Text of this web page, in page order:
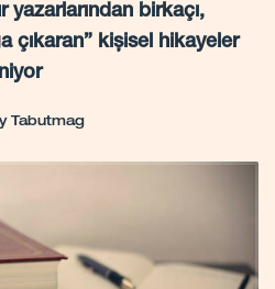
birkaçı,
çıkaran” kişisel hikayeler
Tabutmag